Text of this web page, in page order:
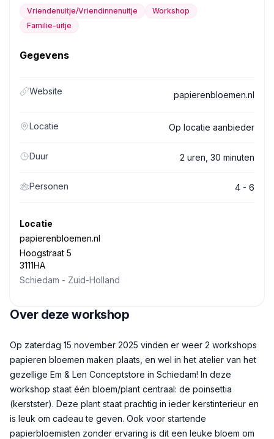
Vriendenuitje/Vriendinnenuitje
Workshop
Familie-uitje
Gegevens
Website papierenbloemen.nl
Locatie Op locatie aanbieder
Duur 2 uren, 30 minuten
Personen 4 - 6
Locatie
papierenbloemen.nl
Hoogstraat 5
3111HA
Schiedam - Zuid-Holland
Over deze workshop
Beschrijving
Op zaterdag 15 november 2025 vinden er weer 2 workshops
papieren bloemen maken plaats, en wel in het atelier van het
gezellige Em & Len Conceptstore in Schiedam! In deze
workshop staat één bloem/plant centraal: de poinsettia
(kerstster). Deze plant staat prachtig in ieder kerstinterieur en
is leuk om cadeau te geven. Ook voor startende
papierbloemisten zonder ervaring is dit een leuke bloem om